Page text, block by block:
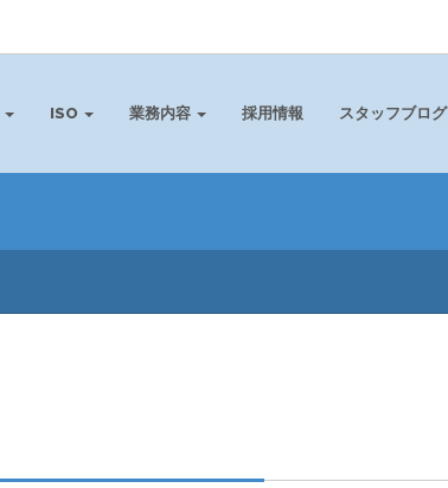
ISO 業務内容 採用情報 スタッフブログ